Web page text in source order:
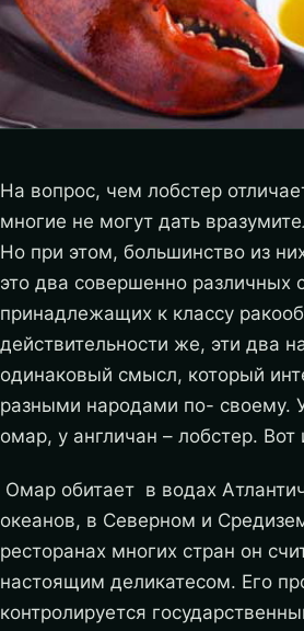
На вопрос, чем лобстер
многие не могут дать
Но при этом, большинство из
это два совершенно различных
принадлежащих к классу
действительности же, эти два
одинаковый смысл, который
разными народами по- своему.
омар, у англичан – лобстер. Вот
Омар обитает в водах
океанов, в Северном и
ресторанах многих стран он
настоящим деликатесом. Его
контролируется